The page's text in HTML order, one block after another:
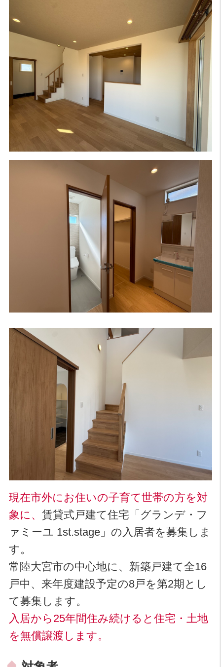
現在市外にお住いの子育て世帯の方を対
象に、 賃貸式戸建て住宅「グランデ・フ
ァミーユ 1st.stage」の入居者を募集しま
す。
常陸大宮市の中心地に、新築戸建て全16
戸中、来年度建設予定の8戸を第2期とし
て募集します。
入居から25年間住み続けると住宅・土地
を無償譲渡します。